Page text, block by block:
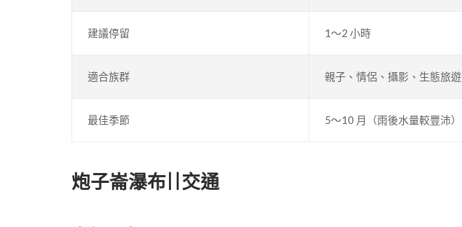
建議停留 1～2 小時
適合族群 親子、情侶、攝影、生態旅遊
最佳季節 5～10 月（雨後水量較豐沛）
炮子崙瀑布||交通